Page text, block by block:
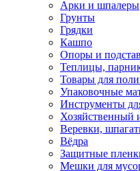
Арки и шпалеры
Грунты
Грядки
Кашпо
Опоры и
Теплицы,
Товары для
Упаковочные
Инструменты
Хозяйственный
Веревки,
Вёдра
Защитные
Мешки для